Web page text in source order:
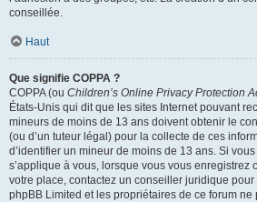
conseillée.
Haut
Que signifie COPPA ?
COPPA (ou Children’s Online Privacy Protection
États-Unis qui dit que les sites Internet pouvant
mineurs de moins de 13 ans doivent obtenir le
(ou d’un tuteur légal) pour la collecte de ces
d’identifier un mineur de moins de 13 ans. Si
s’applique à vous, lorsque vous vous enregistrez
votre place, contactez un conseiller juridique
phpBB Limited et les propriétaires de ce forum ne